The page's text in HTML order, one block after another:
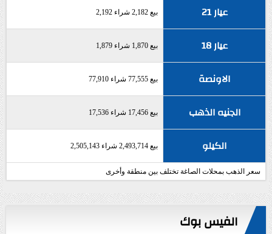
عيار 21 بيع 2,182 شراء 2,192
عيار 18 بيع 1,870 شراء 1,879
الاونصة بيع 77,555 شراء 77,910
الجنيه الذهب بيع 17,456 شراء 17,536
الكيلو بيع 2,493,714 شراء 2,505,143
سعر الذهب بمحلات الصاغة تختلف بين منطقة وأخرى
الفيس بوك